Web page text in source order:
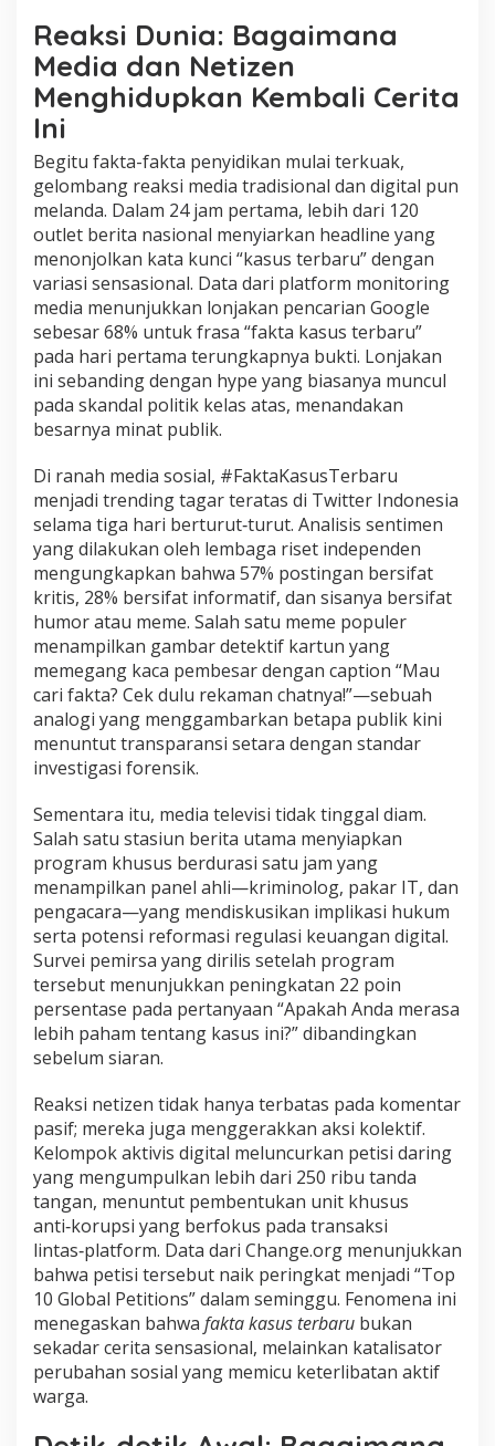
Reaksi Dunia: Bagaimana
Media dan Netizen
Menghidupkan Kembali Cerita
Ini
Begitu fakta-fakta penyidikan mulai terkuak,
gelombang reaksi media tradisional dan digital pun
melanda. Dalam 24 jam pertama, lebih dari 120
outlet berita nasional menyiarkan headline yang
menonjolkan kata kunci “kasus terbaru” dengan
variasi sensasional. Data dari platform monitoring
media menunjukkan lonjakan pencarian Google
sebesar 68% untuk frasa “fakta kasus terbaru”
pada hari pertama terungkapnya bukti. Lonjakan
ini sebanding dengan hype yang biasanya muncul
pada skandal politik kelas atas, menandakan
besarnya minat publik.
Di ranah media sosial, #FaktaKasusTerbaru
menjadi trending tagar teratas di Twitter Indonesia
selama tiga hari berturut‑turut. Analisis sentimen
yang dilakukan oleh lembaga riset independen
mengungkapkan bahwa 57% postingan bersifat
kritis, 28% bersifat informatif, dan sisanya bersifat
humor atau meme. Salah satu meme populer
menampilkan gambar detektif kartun yang
memegang kaca pembesar dengan caption “Mau
cari fakta? Cek dulu rekaman chatnya!”—sebuah
analogi yang menggambarkan betapa publik kini
menuntut transparansi setara dengan standar
investigasi forensik.
Sementara itu, media televisi tidak tinggal diam.
Salah satu stasiun berita utama menyiapkan
program khusus berdurasi satu jam yang
menampilkan panel ahli—kriminolog, pakar IT, dan
pengacara—yang mendiskusikan implikasi hukum
serta potensi reformasi regulasi keuangan digital.
Survei pemirsa yang dirilis setelah program
tersebut menunjukkan peningkatan 22 poin
persentase pada pertanyaan “Apakah Anda merasa
lebih paham tentang kasus ini?” dibandingkan
sebelum siaran.
Reaksi netizen tidak hanya terbatas pada komentar
pasif; mereka juga menggerakkan aksi kolektif.
Kelompok aktivis digital meluncurkan petisi daring
yang mengumpulkan lebih dari 250 ribu tanda
tangan, menuntut pembentukan unit khusus
anti‑korupsi yang berfokus pada transaksi
lintas‑platform. Data dari Change.org menunjukkan
bahwa petisi tersebut naik peringkat menjadi “Top
10 Global Petitions” dalam seminggu. Fenomena ini
menegaskan bahwa fakta kasus terbaru bukan
sekadar cerita sensasional, melainkan katalisator
perubahan sosial yang memicu keterlibatan aktif
warga.